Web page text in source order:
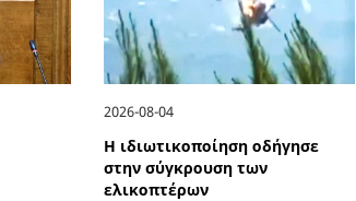
2026-08-04
Η ιδιωτικοποίηση οδήγησε
στην σύγκρουση των
ελικοπτέρων